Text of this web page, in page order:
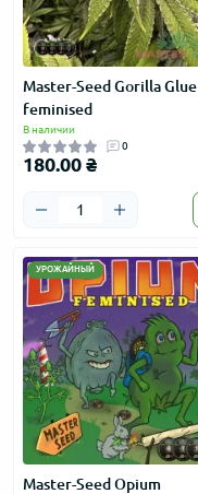
Master-Seed Gorilla Glue
feminised
В наличии
0
180.00 ₴
УРОЖАЙНЫЙ
Master-Seed Opium